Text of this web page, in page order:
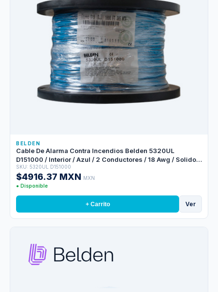
BELDEN
Cable De Alarma Contra Incendios Belden 5320UL
D151000 / Interior / Azul / 2 Conductores / 18 Awg / Solido /
Forro Pvc / Cmr - Fplr / Bobina / 1,000 Pies 305 Metros
SKU: 5320UL D151000
$4916.37 MXN MXN
● Disponible
+ Carrito Ver